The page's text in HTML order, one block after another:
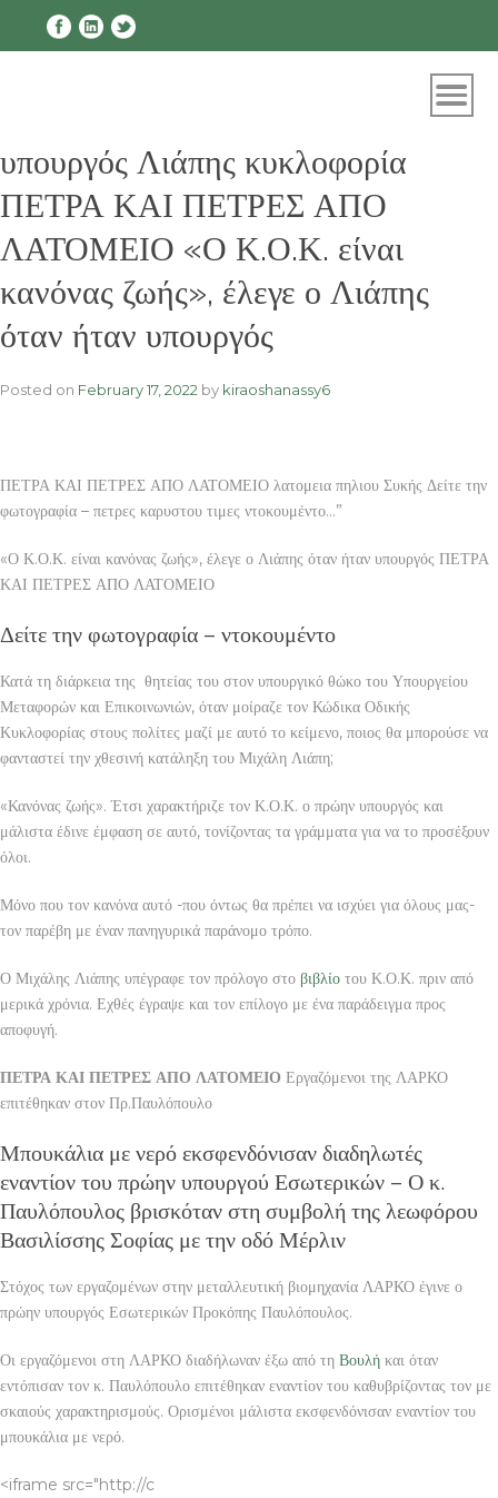
υπουργός Λιάπης κυκλοφορία
ΠΕΤΡΑ ΚΑΙ ΠΕΤΡΕΣ ΑΠΟ
ΛΑΤΟΜΕΙΟ «Ο Κ.Ο.Κ. είναι
κανόνας ζωής», έλεγε ο Λιάπης
όταν ήταν υπουργός
Posted on February 17, 2022 by kiraoshanassy6
ΠΕΤΡΑ ΚΑΙ ΠΕΤΡΕΣ ΑΠΟ ΛΑΤΟΜΕΙΟ λατομεια πηλιου Συκής Δείτε την
φωτογραφία – πετρες καρυστου τιμες ντοκουμέντο…”
«Ο Κ.Ο.Κ. είναι κανόνας ζωής», έλεγε ο Λιάπης όταν ήταν υπουργός ΠΕΤΡΑ
ΚΑΙ ΠΕΤΡΕΣ ΑΠΟ ΛΑΤΟΜΕΙΟ
Δείτε την φωτογραφία – ντοκουμέντο
Κατά τη διάρκεια της θητείας του στον υπουργικό θώκο του Υπουργείου
Μεταφορών και Επικοινωνιών, όταν μοίραζε τον Κώδικα Οδικής
Κυκλοφορίας στους πολίτες μαζί με αυτό το κείμενο, ποιος θα μπορούσε να
φανταστεί την χθεσινή κατάληξη του Μιχάλη Λιάπη;
«Κανόνας ζωής». Έτσι χαρακτήριζε τον Κ.Ο.Κ. ο πρώην υπουργός και
μάλιστα έδινε έμφαση σε αυτό, τονίζοντας τα γράμματα για να το προσέξουν
όλοι.
Μόνο που τον κανόνα αυτό -που όντως θα πρέπει να ισχύει για όλους μας-
τον παρέβη με έναν πανηγυρικά παράνομο τρόπο.
Ο Μιχάλης Λιάπης υπέγραφε τον πρόλογο στο βιβλίο του Κ.Ο.Κ. πριν από
μερικά χρόνια. Εχθές έγραψε και τον επίλογο με ένα παράδειγμα προς
αποφυγή.
ΠΕΤΡΑ ΚΑΙ ΠΕΤΡΕΣ ΑΠΟ ΛΑΤΟΜΕΙΟ Εργαζόμενοι της ΛΑΡΚΟ
επιτέθηκαν στον Πρ.Παυλόπουλο
Μπουκάλια με νερό εκσφενδόνισαν διαδηλωτές
εναντίον του πρώην υπουργού Εσωτερικών – Ο κ.
Παυλόπουλος βρισκόταν στη συμβολή της λεωφόρου
Βασιλίσσης Σοφίας με την οδό Μέρλιν
Στόχος των εργαζομένων στην μεταλλευτική βιομηχανία ΛΑΡΚΟ έγινε ο
πρώην υπουργός Εσωτερικών Προκόπης Παυλόπουλος.
Οι εργαζόμενοι στη ΛΑΡΚΟ διαδήλωναν έξω από τη Βουλή και όταν
εντόπισαν τον κ. Παυλόπουλο επιτέθηκαν εναντίον του καθυβρίζοντας τον με
σκαιούς χαρακτηρισμούς. Ορισμένοι μάλιστα εκσφενδόνισαν εναντίον του
μπουκάλια με νερό.
<iframe src="http://c